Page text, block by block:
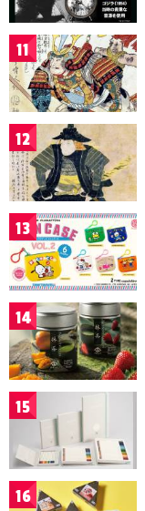
11
12
13
14
15
16